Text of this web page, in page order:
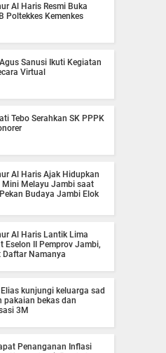
Al Haris Resmi Buka
Poltekkes Kemenkes
Sanusi Ikuti Kegiatan
Virtual
Tebo Serahkan SK PPPK
Al Haris Ajak Hidupkan
Mini Melayu Jambi saat
Budaya Jambi Elok
Al Haris Lantik Lima
Eselon II Pemprov Jambi,
Daftar Namanya
kunjungi keluarga sad
pakaian bekas dan
3M
Penanganan Inflasi